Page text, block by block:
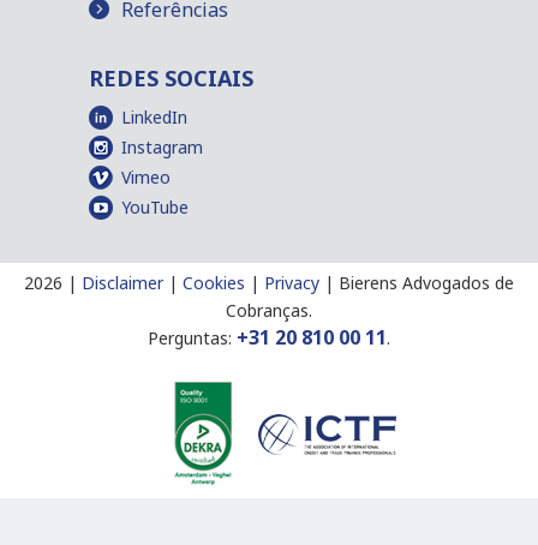
Referências
REDES SOCIAIS
LinkedIn
Instagram
Vimeo
YouTube
2026 | Disclaimer| Cookies | Privacy | Bierens Advogados de
Cobranças.
Perguntas: +31 20 810 00 11.